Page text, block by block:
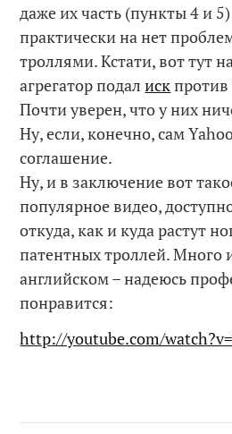
даже их часть (пункты 4 и
практически на нет
троллями. Кстати, вот тут
агрегатор подалиск
Почти уверен, что у них
Ну, если, конечно, сам
соглашение.
Ну, и в заключение вот
популярное видео,
откуда, как и куда растут
патентных троллей. Много
английском – надеюсь
понравится:
http://youtube.com/